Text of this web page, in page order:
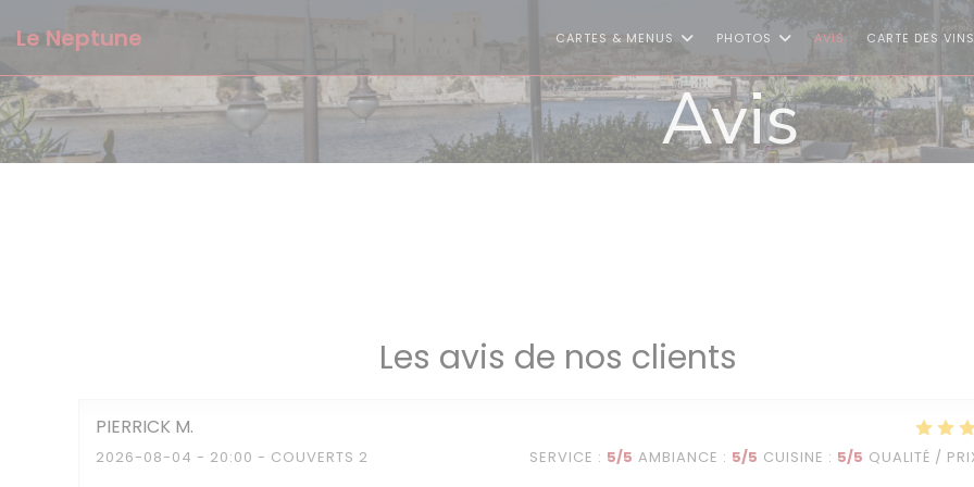
Le Neptune CARTES & MENUS PHOTOS AVIS CARTE DES VINS
Avis
Les avis de nos clients
PIERRICK M
2026-08-04 - 20:00 - COUVERTS 2 SERVICE : 5/5 AMBIANCE : 5/5 CUISINE : 5/5 QUALITÉ /